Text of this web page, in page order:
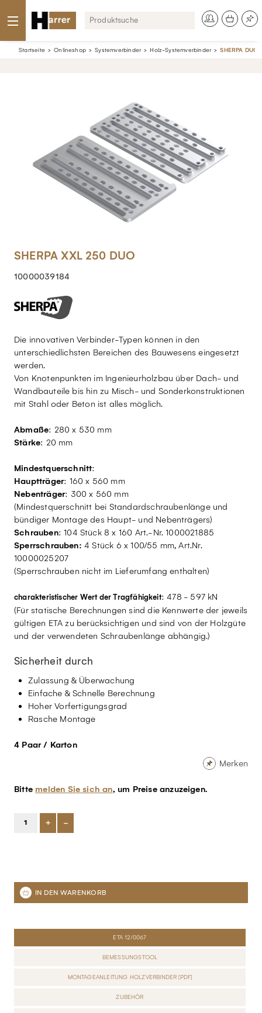
Startseite Onlineshop Systemverbinder Holz-Systemverbinder SHERPA DUO
SHERPA XXL 250 DUO
10000039184
Die innovativen Verbinder-Typen können in den
unterschiedlichsten Bereichen des Bauwesens eingesetzt
werden.
Von Knotenpunkten im Ingenieurholzbau über Dach- und
Wandbauteile bis hin zu Misch- und Sonderkonstruktionen
mit Stahl oder Beton ist alles möglich.
Abmaße: 280 x 530 mm
Stärke: 20 mm
Mindestquerschnitt:
Hauptträger: 160 x 560 mm
Nebenträger: 300 x 560 mm
(Mindestquerschnitt bei Standardschraubenlänge und
bündiger Montage des Haupt- und Nebenträgers)
Schrauben: 104 Stück 8 x 160 Art.-Nr. 1000021885
Sperrschrauben: 4 Stück 6 x 100/55 mm, Art.Nr.
10000025207
(Sperrschrauben nicht im Lieferumfang enthalten)
charakteristischer Wert der Tragfähigkeit: 478 - 597 kN
(Für statische Berechnungen sind die Kennwerte der jeweils
gültigen ETA zu berücksichtigen und sind von der Holzgüte
und der verwendeten Schraubenlänge abhängig.)
Sicherheit durch
Zulassung & Überwachung
Einfache & Schnelle Berechnung
Hoher Vorfertigungsgrad
Rasche Montage
4 Paar / Karton
Merken
Bitte melden Sie sich an, um Preise anzuzeigen.
+ -
ETA 12/0067
BEMESSUNGSTOOL
MONTAGEANLEITUNG HOLZVERBINDER [PDF]
ZUBEHÖR